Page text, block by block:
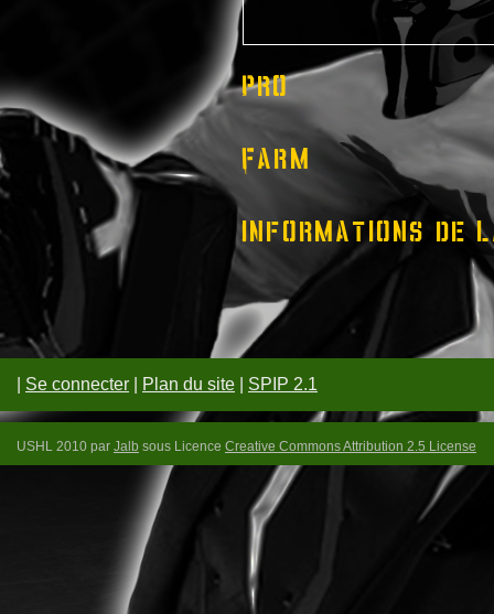
Pro
Farm
Informations de
Se connecter Plan du site SPIP 2.1
USHL 2010 par Jalb sous Licence Creative Commons Attribution 2.5 License